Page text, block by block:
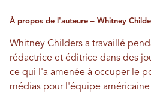
À propos de l'auteure – Whitney
Whitney Childers a travaillé
rédactrice et éditrice dans des
ce qui l'a amenée à occuper le
médias pour l'équipe